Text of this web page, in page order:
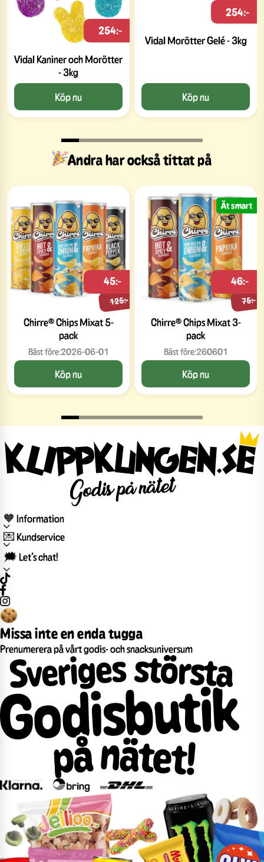
Vidal Kaniner och Morötter
- 3kg
254:-
Köp nu
Vidal Morötter Gelé - 3kg
254:-
Köp nu
Andra har också tittat på
Chirre® Chips Mixat 5-
pack
125:-
45:-
Bäst före:2026-06-01
Köp nu
Chirre® Chips Mixat 3-
pack
75:-
46:-
Bäst före:260601
Köp nu
Ät smart
🧡 Information
💌 Kundservice
🗯️ Let’s chat!
Missa inte en enda tugga
Prenumerera på vårt godis- och snacksuniversum